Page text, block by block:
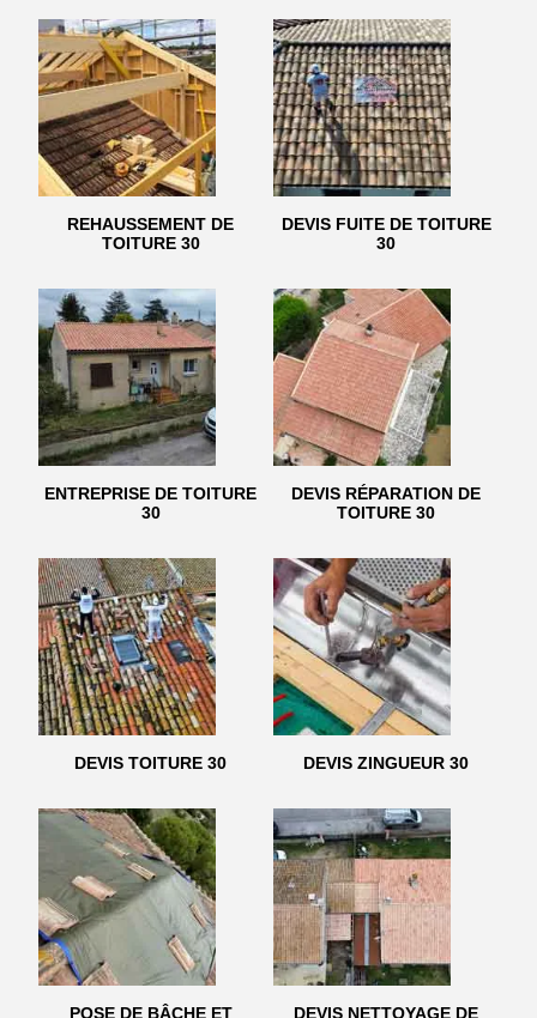
REHAUSSEMENT DE
TOITURE 30
DEVIS FUITE DE TOITURE
30
ENTREPRISE DE TOITURE
30
DEVIS RÉPARATION DE
TOITURE 30
DEVIS TOITURE 30 DEVIS ZINGUEUR 30
POSE DE BÂCHE ET DEVIS NETTOYAGE DE